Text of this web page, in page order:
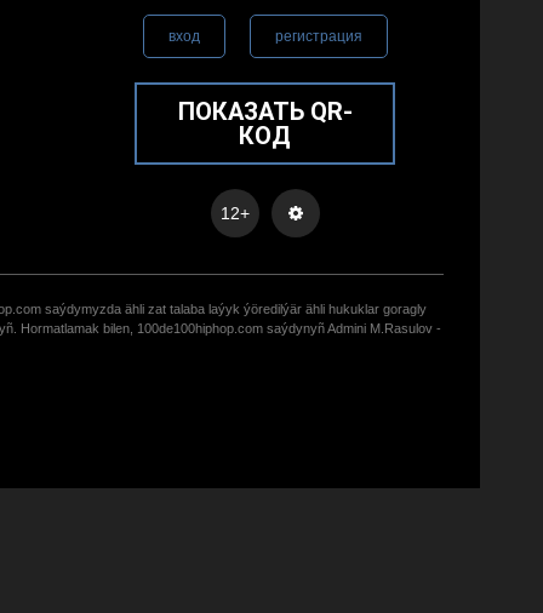
вход регистрация
ПОКАЗАТЬ QR-
КОД
12+
saýdymyzda ähli zat talaba laýyk ýöredilýär ähli hukuklar goragly
Hormatlamak bilen, 100de100hiphop.com saýdynyñ Admini M.Rasulov -